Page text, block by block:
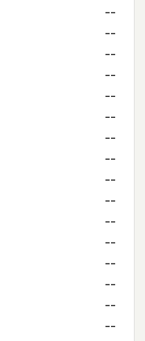
--
--
--
--
--
--
--
--
--
--
--
--
--
--
--
--